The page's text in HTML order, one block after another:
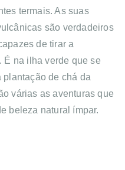
termais. As suas
são verdadeiros
de tirar a
É na ilha verde que se
de chá da
várias as aventuras que
beleza natural ímpar.